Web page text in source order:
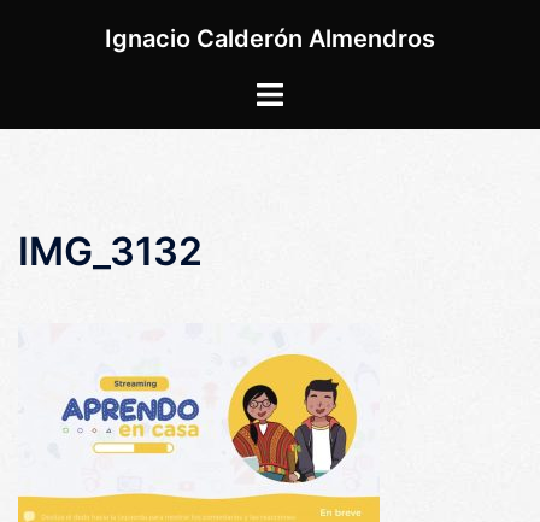
Ignacio Calderón Almendros
Alternar
IMG_3132